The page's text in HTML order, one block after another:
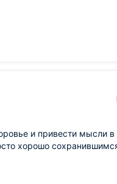
и привести мысли
хорошо